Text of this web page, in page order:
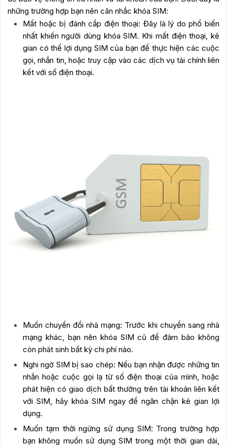
những trường hợp bạn nên cân nhắc khóa SIM:
Mất hoặc bị đánh cắp điện thoại: Đây là lý do phổ biến
nhất khiến người dùng khóa SIM. Khi mất điện thoại, kẻ
gian có thể lợi dụng SIM của bạn để thực hiện các cuộc
gọi, nhắn tin, hoặc truy cập vào các dịch vụ tài chính liên
kết với số điện thoại.
Muốn chuyển đổi nhà mạng: Trước khi chuyển sang nhà
mạng khác, bạn nên khóa SIM cũ để đảm bảo không
còn phát sinh bất kỳ chi phí nào.
Nghi ngờ SIM bị sao chép: Nếu bạn nhận được những tin
nhắn hoặc cuộc gọi lạ từ số điện thoại của mình, hoặc
phát hiện có giao dịch bất thường trên tài khoản liên kết
với SIM, hãy khóa SIM ngay để ngăn chặn kẻ gian lợi
dụng.
Muốn tạm thời ngừng sử dụng SIM: Trong trường hợp
bạn không muốn sử dụng SIM trong một thời gian dài,